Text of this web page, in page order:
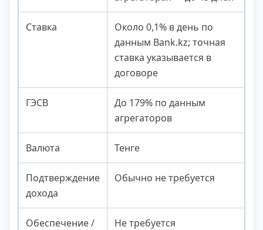
Ставка
Около 0,1% в день по
данным Bank.kz; точная
ставка указывается в
договоре
ГЭСВ
До 179% по данным
агрегаторов
Валюта Тенге
Подтверждение
дохода
Обычно не требуется
Обеспечение /
Не требуется